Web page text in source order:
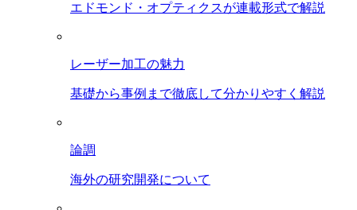
エドモンド・オプティクスが連載形式で解説
レーザー加工の魅力
基礎から事例まで徹底して分かりやすく解説
論調
海外の研究開発について